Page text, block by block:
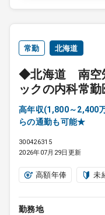
常勤 北海道
◆北海道 南空
ックの内科常
高年収(1,800～2,400
らの通勤も可能★
300426315
2026年07月29日更新
高額年俸 未
勤務地